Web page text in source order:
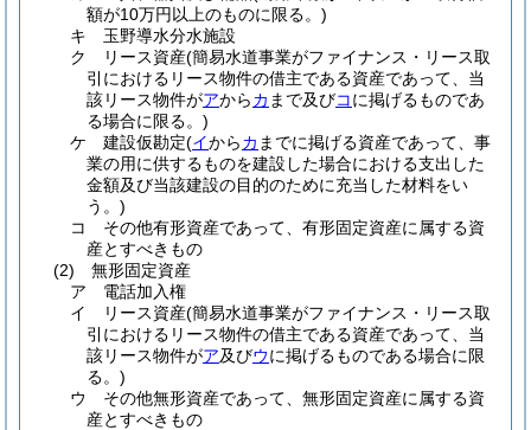
額が10万円以上のものに限る。)
キ
玉野導水分水施設
ク
リース資産(簡易水道事業がファイナンス・リース取
引におけるリース物件の借主である資産であって、当
該リース物件がアからカ まで及びコに掲げるものであ
る場合に限る。)
ケ
建設仮勘定(イからカ までに掲げる資産であって、事
業の用に供するものを建設した場合における支出した
金額及び当該建設の目的のために充当した材料をい
う。)
コ
その他有形資産であって、有形固定資産に属する資
産とすべきもの
(2)
無形固定資産
ア
電話加入権
イ
リース資産(簡易水道事業がファイナンス・リース取
引におけるリース物件の借主である資産であって、当
該リース物件がア及びウに掲げるものである場合に限
る。)
ウ
その他無形資産であって、無形固定資産に属する資
産とすべきもの